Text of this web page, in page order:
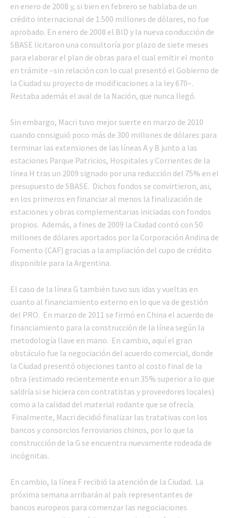
en enero de 2008 y, si bien en febrero se hablaba de un
crédito internacional de 1.500 millones de dólares, no fue
aprobado. En enero de 2008 el BID y la nueva conducción de
SBASE licitaron una consultoría por plazo de siete meses
para elaborar el plan de obras para el cual emitir el monto
en trámite –sin relación con lo cual presentó el Gobierno de
la Ciudad su proyecto de modificaciones a la ley 670–.
Restaba además el aval de la Nación, que nunca llegó.
Sin embargo, Macri tuvo mejor suerte en marzo de 2010
cuando consiguió poco más de 300 millones de dólares para
terminar las extensiones de las líneas A y B junto a las
estaciones Parque Patricios, Hospitales y Corrientes de la
línea H tras un 2009 signado por una reducción del 75% en el
presupuesto de SBASE. Dichos fondos se convirtieron, asi,
en los primeros en financiar al menos la finalización de
estaciones y obras complementarias iniciadas con fondos
propios. Además, a fines de 2009 la Ciudad contó con 50
millones de dólares aportados por la Corporación Andina de
Fomento (CAF) gracias a la ampliación del cupo de crédito
disponible para la Argentina.
El caso de la línea G también tuvo sus idas y vueltas en
cuanto al financiamiento externo en lo que va de gestión
del PRO. En marzo de 2011 se firmó en China el acuerdo de
financiamiento para la construcción de la línea según la
metodología llave en mano. En cambio, aquí el gran
obstáculo fue la negociación del acuerdo comercial, donde
la Ciudad presentó objeciones tanto al costo final de la
obra (estimado recientemente en un 35% superior a lo que
saldría si se hiciera con contratistas y proveedores locales)
como a la calidad del material rodante que se ofrecía.
Finalmente, Macri decidió finalizar las tratativas con los
bancos y consorcios ferroviarios chinos, por lo que la
construcción de la G se encuentra nuevamente rodeada de
incógnitas.
En cambio, la línea F recibió la atención de la Ciudad. La
próxima semana arribarán al país representantes de
bancos europeos para comenzar las negociaciones